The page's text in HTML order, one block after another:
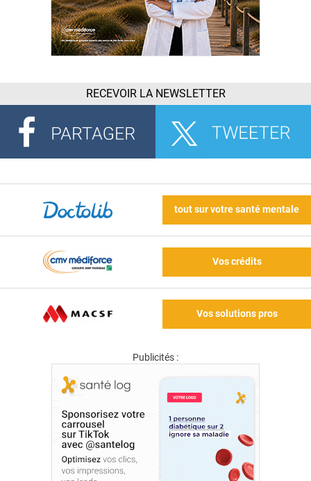
RECEVOIR LA NEWSLETTER
tout sur votre santé mentale
Vos crédits
Vos solutions pros
Publicités :